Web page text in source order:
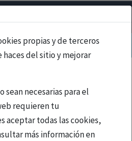
propias y de terceros
haces del sitio y mejorar
sean necesarias para el
requieren tu
aceptar todas las cookies,
más información en